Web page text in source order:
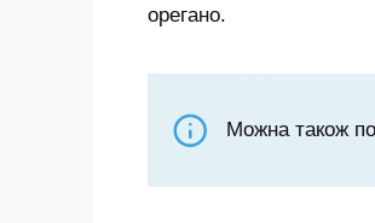
орегано.
Можна також